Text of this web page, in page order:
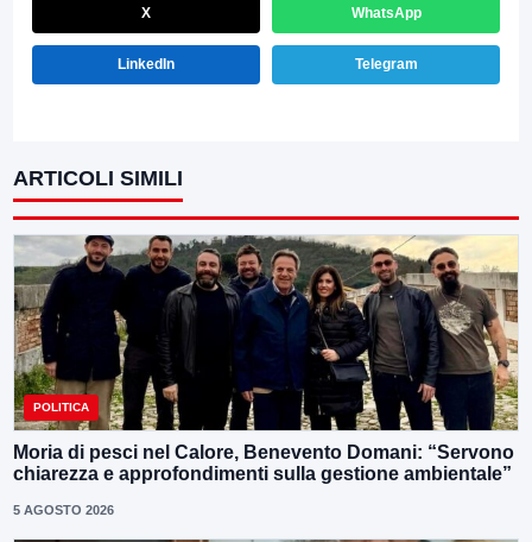
X WhatsApp
LinkedIn Telegram
ARTICOLI SIMILI
POLITICA
Moria di pesci nel Calore, Benevento Domani: “Servono
chiarezza e approfondimenti sulla gestione ambientale”
5 AGOSTO 2026